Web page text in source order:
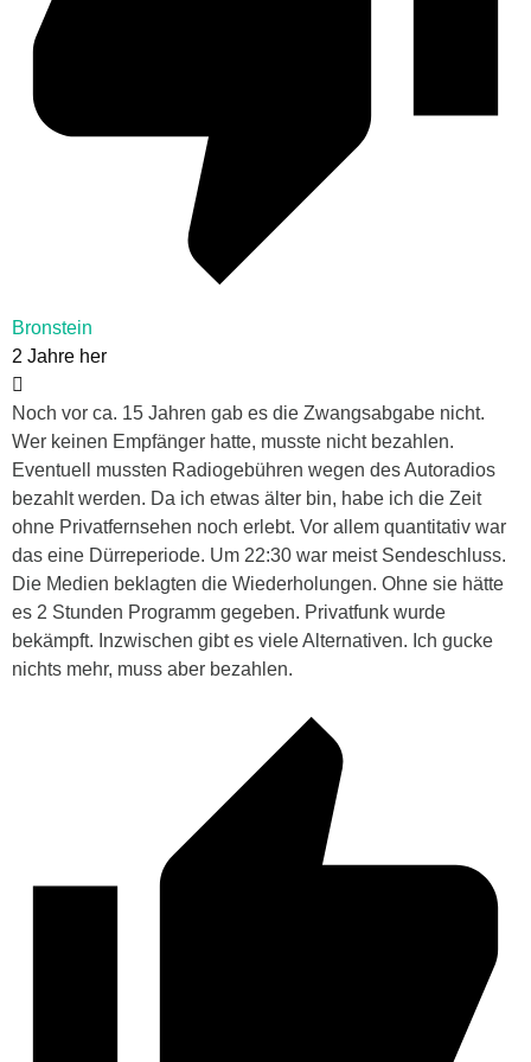
Bronstein
2 Jahre her
Noch vor ca. 15 Jahren gab es die Zwangsabgabe nicht.
Wer keinen Empfänger hatte, musste nicht bezahlen.
Eventuell mussten Radiogebühren wegen des Autoradios
bezahlt werden. Da ich etwas älter bin, habe ich die Zeit
ohne Privatfernsehen noch erlebt. Vor allem quantitativ war
das eine Dürreperiode. Um 22:30 war meist Sendeschluss.
Die Medien beklagten die Wiederholungen. Ohne sie hätte
es 2 Stunden Programm gegeben. Privatfunk wurde
bekämpft. Inzwischen gibt es viele Alternativen. Ich gucke
nichts mehr, muss aber bezahlen.